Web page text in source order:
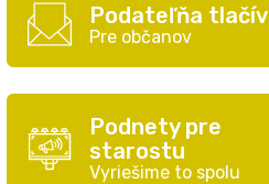
Podateľňa tlačív
Pre občanov
Podnety pre
starostu
Vyriešime to spolu